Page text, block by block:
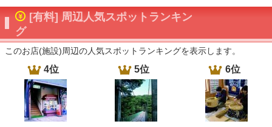
[有料] 周辺人気スポットランキン
グ
このお店(施設)周辺の人気スポットランキングを表示します。
4位 5位 6位